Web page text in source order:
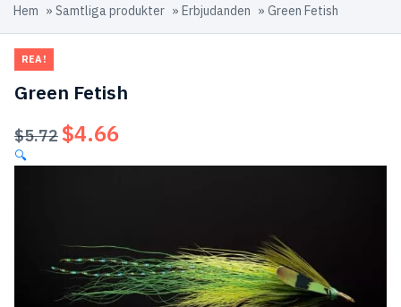
Hem » Samtliga produkter » Erbjudanden » Green Fetish
REA!
Green Fetish
$5.72 Det
priset
$4.66Det
priset
🔍